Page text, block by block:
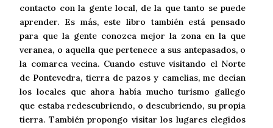
contacto con la gente local, de la que tanto se puede
aprender. Es más, este libro también está pensado
para que la gente conozca mejor la zona en la que
veranea, o aquella que pertenece a sus antepasados, o
la comarca vecina. Cuando estuve visitando el Norte
de Pontevedra, tierra de pazos y camelias, me decían
los locales que ahora había mucho turismo gallego
que estaba redescubriendo, o descubriendo, su propia
tierra. También propongo visitar los lugares elegidos